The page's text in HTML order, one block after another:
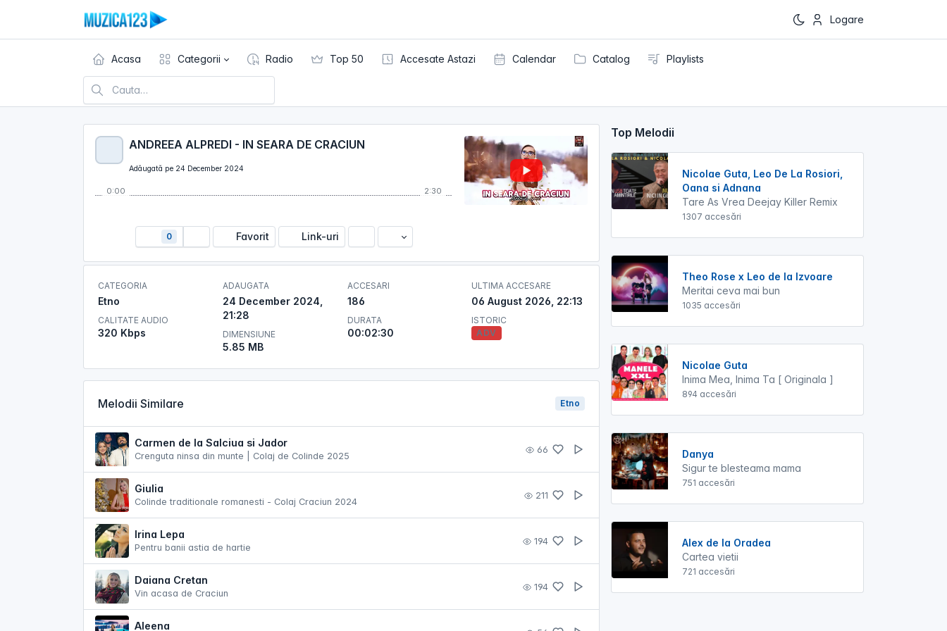
Logare
Acasa Categorii Radio Top 50 Accesate Astazi Calendar Catalog Playlists
ANDREEA ALPREDI - IN SEARA DE CRACIUN
Adăugată pe 24 December 2024
0:00 2:30
0 Favorit Link-uri
CATEGORIA
Etno
CALITATE AUDIO
320 Kbps
ADAUGATA
24 December 2024,
21:28
DIMENSIUNE
5.85 MB
ACCESARI
186
DURATA
00:02:30
ULTIMA ACCESARE
06 August 2026, 22:13
ISTORIC
ADV
Melodii Similare Etno
Carmen de la Salciua si Jador
Crenguta ninsa din munte | Colaj de Colinde 2025
66
Giulia
Colinde traditionale romanesti - Colaj Craciun 2024
211
Irina Lepa
Pentru banii astia de hartie
194
Daiana Cretan
Vin acasa de Craciun
194
Aleena
Top Melodii
Nicolae Guta, Leo De La Rosiori,
Oana si Adnana
Tare As Vrea Deejay Killer Remix
1307 accesări
Theo Rose x Leo de la Izvoare
Meritai ceva mai bun
1035 accesări
Nicolae Guta
Inima Mea, Inima Ta [ Originala ]
894 accesări
Danya
Sigur te blesteama mama
751 accesări
Alex de la Oradea
Cartea vietii
721 accesări